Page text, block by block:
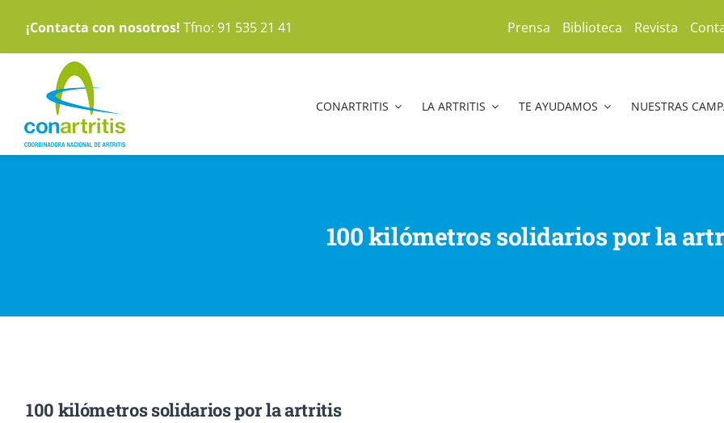
contenido
¡Contacta con nosotros! Tfno: 91 535 21 41 Prensa Biblioteca Revista
CONARTRITIS LA ARTRITIS TE AYUDAMOS NUESTRAS
100 kilómetros solidarios por la
100 kilómetros solidarios por la artritis